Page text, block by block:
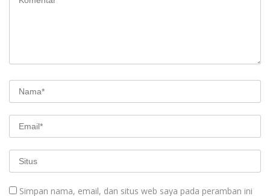
Simpan nama, email, dan situs web saya pada peramban ini